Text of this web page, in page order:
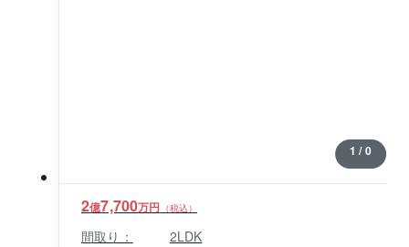
1 / 0
2億7,700万円 （税込）
間取り： 2LDK